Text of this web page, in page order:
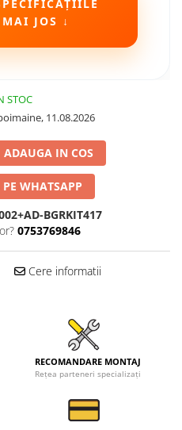
JOS ↓
STOC
11.08.2026
ADAUGA IN COS
WHATSAPP
BGRKIT417
0753769846
Cere informatii
RECOMANDARE MONTAJ
Rețea parteneri specializați